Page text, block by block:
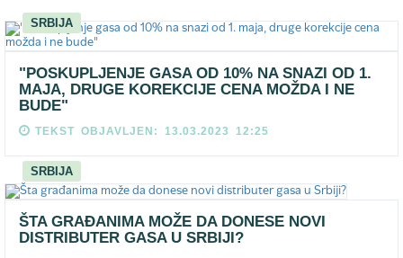
SRBIJA
"POSKUPLJENJE GASA OD 10% NA SNAZI OD 1.
MAJA, DRUGE KOREKCIJE CENA MOŽDA I NE
BUDE"
TEKST OBJAVLJEN: 13.03.2023 12:25
SRBIJA
ŠTA GRAĐANIMA MOŽE DA DONESE NOVI
DISTRIBUTER GASA U SRBIJI?